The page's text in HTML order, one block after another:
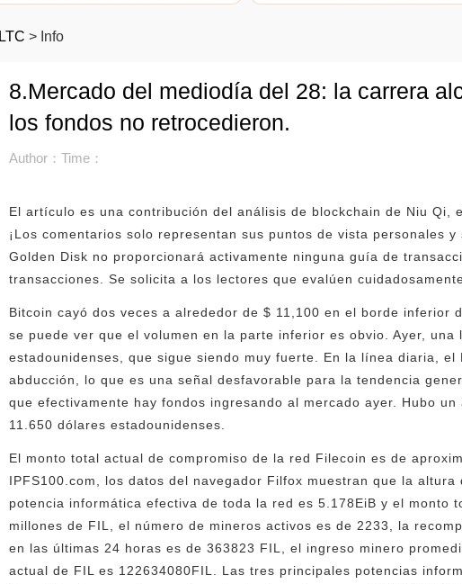
LTC > Info
8.Mercado del mediodía del 28: la carrera
los fondos no retrocedieron.
Author：Time：
El artículo es una contribución del análisis de blockchain de Niu Qi,
¡Los comentarios solo representan sus puntos de vista personales
Golden Disk no proporcionará activamente ninguna guía de
transacciones. Se solicita a los lectores que evalúen
Bitcoin cayó dos veces a alrededor de $ 11,100 en el borde inferior
se puede ver que el volumen en la parte inferior es obvio. Ayer,
estadounidenses, que sigue siendo muy fuerte. En la línea diaria,
abducción, lo que es una señal desfavorable para la tendencia
que efectivamente hay fondos ingresando al mercado ayer. Hubo
11.650 dólares estadounidenses.
El monto total actual de compromiso de la red Filecoin es de
IPFS100.com, los datos del navegador Filfox muestran que la
potencia informática efectiva de toda la red es 5.178EiB y el monto
millones de FIL, el número de mineros activos es de 2233, la
en las últimas 24 horas es de 363823 FIL, el ingreso minero
actual de FIL es 122634080FIL. Las tres principales potencias